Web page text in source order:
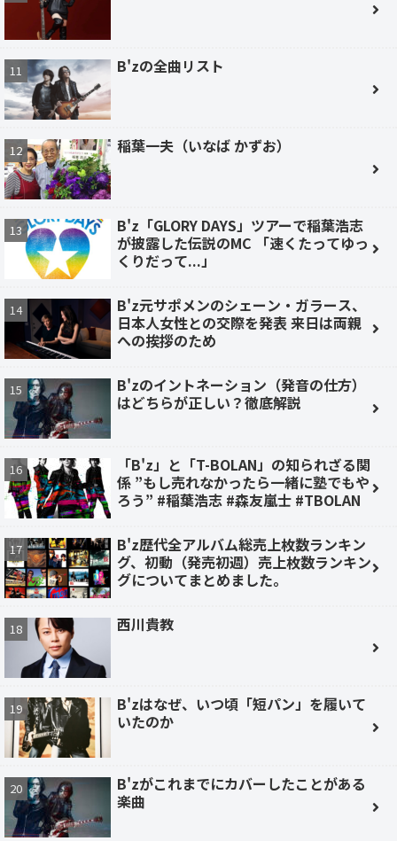
B'zの全曲リスト
稲葉一夫（いなば かずお）
B'z「GLORY DAYS」ツアーで稲葉浩志
が披露した伝説のMC 「速くたってゆっ
くりだって...」
B'z元サポメンのシェーン・ガラース、
日本人女性との交際を発表 来日は両親
への挨拶のため
B'zのイントネーション（発音の仕方）
はどちらが正しい？徹底解説
「B'z」と「T-BOLAN」の知られざる関
係 ”もし売れなかったら一緒に塾でもや
ろう” #稲葉浩志 #森友嵐士 #TBOLAN
B'z歴代全アルバム総売上枚数ランキン
グ、初動（発売初週）売上枚数ランキン
グについてまとめました。
西川貴教
B'zはなぜ、いつ頃「短パン」を履いて
いたのか
B'zがこれまでにカバーしたことがある
楽曲